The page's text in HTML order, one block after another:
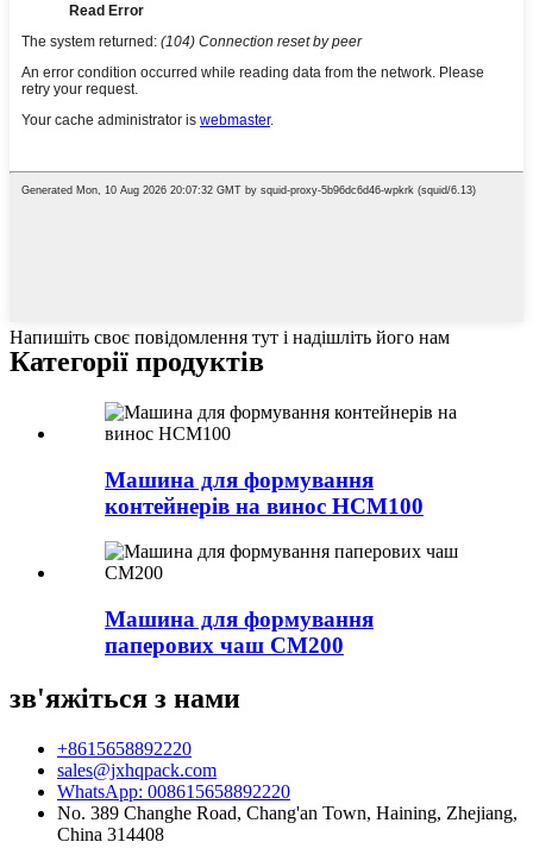
Напишіть своє повідомлення тут і надішліть його нам
Категорії продуктів
Машина для формування
контейнерів на винос HCM100
Машина для формування
паперових чаш CM200
зв'яжіться з нами
+8615658892220
sales@jxhqpack.com
WhatsApp: 008615658892220
No. 389 Changhe Road, Chang'an Town, Haining, Zhejiang,
China 314408